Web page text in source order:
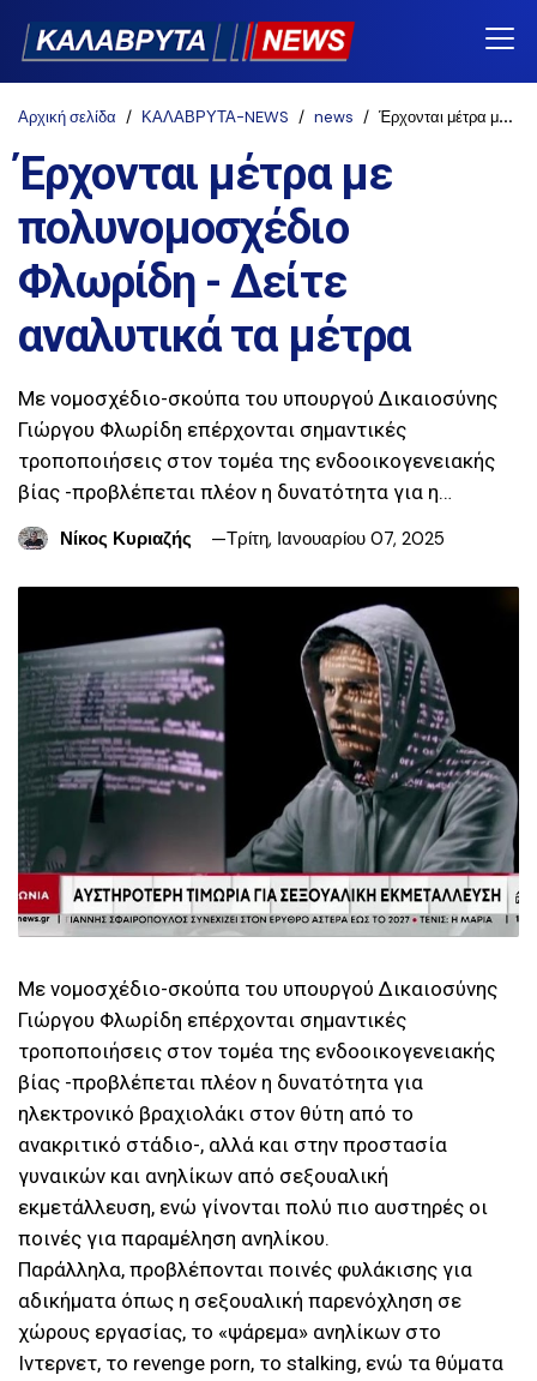
Αρχική σελίδα ΚΑΛΑΒΡΥΤΑ-NEWS news Έρχονται μέτρα με πολυνομοσχέδιο Φλωρίδη - Δείτε αναλυτικά τα μέτρα
Έρχονται μέτρα με
πολυνομοσχέδιο
Φλωρίδη - Δείτε
αναλυτικά τα μέτρα
Με νομοσχέδιο-σκούπα του υπουργού Δικαιοσύνης
Γιώργου Φλωρίδη επέρχονται σημαντικές
τροποποιήσεις στον τομέα της ενδοοικογενειακής
βίας -προβλέπεται πλέον η δυνατότητα για η…
Νίκος Κυριαζής
Τρίτη, Ιανουαρίου 07, 2025
Με νομοσχέδιο-σκούπα του υπουργού Δικαιοσύνης
Γιώργου Φλωρίδη επέρχονται σημαντικές
τροποποιήσεις στον τομέα της ενδοοικογενειακής
βίας -προβλέπεται πλέον η δυνατότητα για
ηλεκτρονικό βραχιολάκι στον θύτη από το
ανακριτικό στάδιο-, αλλά και στην προστασία
γυναικών και ανηλίκων από σεξουαλική
εκμετάλλευση, ενώ γίνονται πολύ πιο αυστηρές οι
ποινές για παραμέληση ανηλίκου.
Παράλληλα, προβλέπονται ποινές φυλάκισης για
αδικήματα όπως η σεξουαλική παρενόχληση σε
χώρους εργασίας, το «ψάρεμα» ανηλίκων στο
Ιντερνετ, το revenge porn, το stalking, ενώ τα θύματα